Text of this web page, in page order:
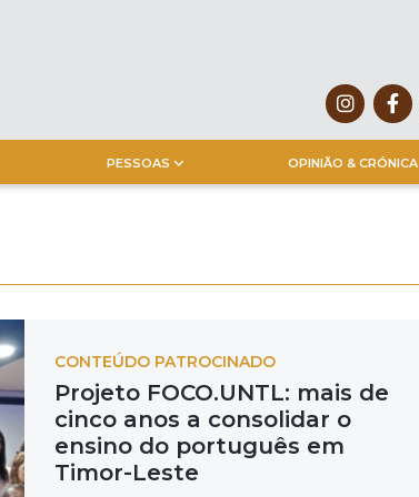
PESSOAS OPINIÃO & CRÓNICA
CONTEÚDO PATROCINADO
Projeto FOCO.UNTL: mais de
cinco anos a consolidar o
ensino do português em
Timor-Leste